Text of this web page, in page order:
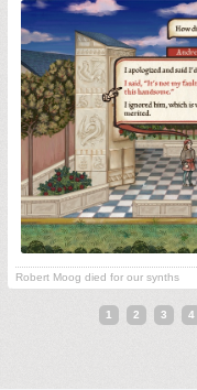
Robert Moog died for our synths
1 2 3 4